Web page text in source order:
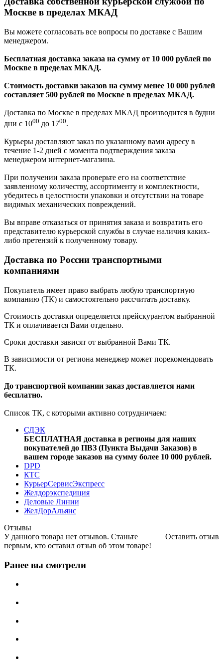
Москве в пределах МКАД
Вы можете согласовать все вопросы по доставке с Вашим
менеджером.
Бесплатная доставка заказа на сумму от 10 000 рублей по
Москве в пределах МКАД.
Стоимость доставки заказов на сумму менее 10 000 рублей
составляет 500 рублей по Москве в пределах МКАД.
Доставка по Москве в пределах МКАД производится в будни
дни с 1000 до 1700.
Курьеры доставляют заказ по указанному вами адресу в
течение 1-2 дней с момента подтверждения заказа
менеджером интернет-магазина.
При получении заказа проверьте его на соответствие
заявленному количеству, ассортименту и комплектности,
убедитесь в целостности упаковки и отсутствии на товаре
видимых механических повреждений.
Вы вправе отказаться от принятия заказа и возвратить его
представителю курьерской службы в случае наличия каких-
либо претензий к полученному товару.
Доставка по России транспортными
компаниями
Покупатель имеет право выбрать любую транспортную
компанию (ТК) и самостоятельно рассчитать доставку.
Стоимость доставки определяется прейскурантом выбранной
ТК и оплачивается Вами отдельно.
Сроки доставки зависят от выбранной Вами ТК.
В зависимости от региона менеджер может порекомендовать
ТК.
До транспортной компании заказ доставляется нами
бесплатно.
Список ТК, с которыми активно сотрудничаем:
СДЭК
БЕСПЛАТНАЯ доставка в регионы для наших
покупателей до ПВЗ (Пункта Выдачи Заказов) в
вашем городе заказов на сумму более 10 000 рублей.
DPD
КТС
КурьерСервисЭкспресс
Желдорэкспедиция
Деловые Линии
ЖелДорАльянс
Отзывы
Оставить отзыв
У данного товара нет отзывов. Станьте
первым, кто оставил отзыв об этом товаре!
Ранее вы смотрели